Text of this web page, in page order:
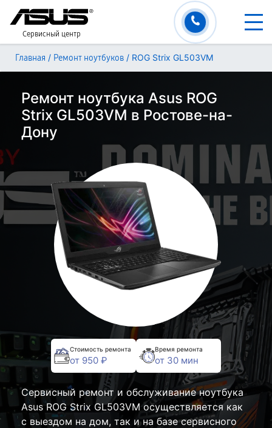
Сервисный центр
Главная / Ремонт ноутбуков / ROG Strix GL503VM
Ремонт ноутбука Asus ROG
Strix GL503VM в Ростове-на-
Дону
Стоимость ремонта
от 950 ₽
Время ремонта
от 30 мин
Сервисный ремонт и обслуживание ноутбука
Asus ROG Strix GL503VM осуществляется как
с выездом на дом, так и на базе сервисного